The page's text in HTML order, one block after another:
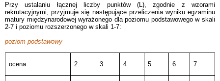
Przy ustalaniu łącznej liczby punktów (L), zgodnie z wzorami
rekrutacyjnymi, przyjmuje się następujące przeliczenia wyniku egzaminu
matury międzynarodowej wyrażonego dla poziomu podstawowego w skali
2-7 i poziomu rozszerzonego w skali 1-7:
poziom podstawowy
ocena 2 3 4 5 6 7